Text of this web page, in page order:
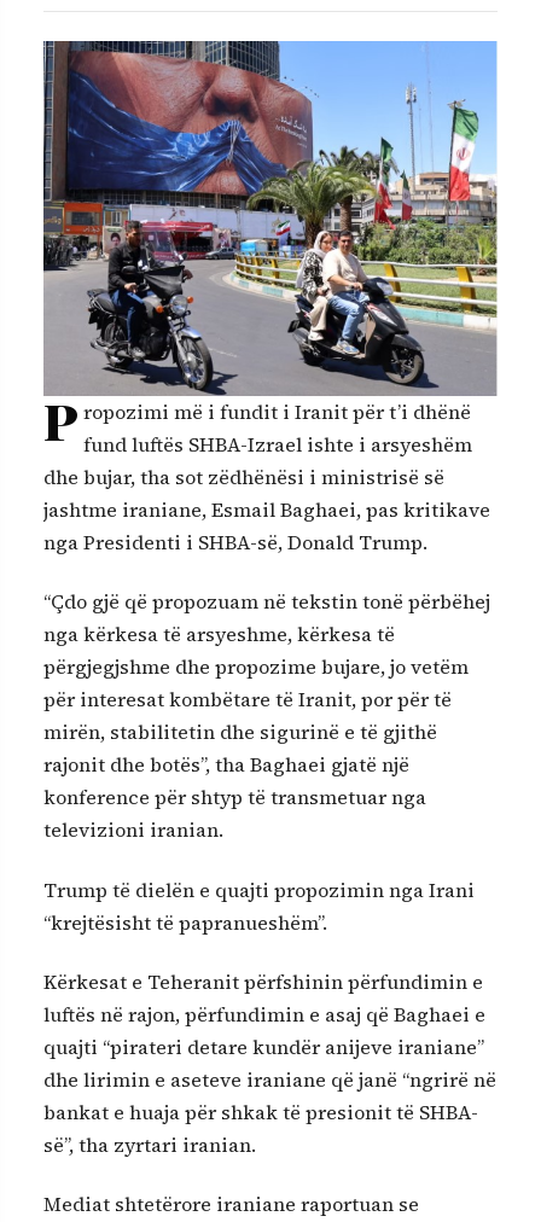
P ropozimi më i fundit i Iranit për t’i dhënë
fund luftës SHBA-Izrael ishte i arsyeshëm
dhe bujar, tha sot zëdhënësi i ministrisë së
jashtme iraniane, Esmail Baghaei, pas kritikave
nga Presidenti i SHBA-së, Donald Trump.
“Çdo gjë që propozuam në tekstin tonë përbëhej
nga kërkesa të arsyeshme, kërkesa të
përgjegjshme dhe propozime bujare, jo vetëm
për interesat kombëtare të Iranit, por për të
mirën, stabilitetin dhe sigurinë e të gjithë
rajonit dhe botës”, tha Baghaei gjatë një
konference për shtyp të transmetuar nga
televizioni iranian.
Trump të dielën e quajti propozimin nga Irani
“krejtësisht të papranueshëm”.
Kërkesat e Teheranit përfshinin përfundimin e
luftës në rajon, përfundimin e asaj që Baghaei e
quajti “pirateri detare kundër anijeve iraniane”
dhe lirimin e aseteve iraniane që janë “ngrirë në
bankat e huaja për shkak të presionit të SHBA-
së”, tha zyrtari iranian.
Mediat shtetërore iraniane raportuan se